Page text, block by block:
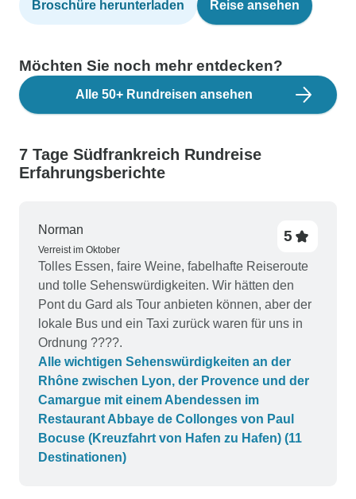
Broschüre herunterladen Reise ansehen
Möchten Sie noch mehr entdecken?
Alle 50+ Rundreisen ansehen
7 Tage Südfrankreich Rundreise
Erfahrungsberichte
Norman
Verreist im Oktober
5
Tolles Essen, faire Weine, fabelhafte Reiseroute
und tolle Sehenswürdigkeiten. Wir hätten den
Pont du Gard als Tour anbieten können, aber der
lokale Bus und ein Taxi zurück waren für uns in
Ordnung ????.
Alle wichtigen Sehenswürdigkeiten an der
Rhône zwischen Lyon, der Provence und der
Camargue mit einem Abendessen im
Restaurant Abbaye de Collonges von Paul
Bocuse (Kreuzfahrt von Hafen zu Hafen) (11
Destinationen)